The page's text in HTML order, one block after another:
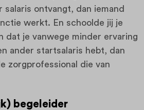
salaris ontvangt, dan iemand
werkt. En schoolde jij je
dat je vanwege minder ervaring
ander startsalaris hebt, dan
zorgprofessional die van
begeleider